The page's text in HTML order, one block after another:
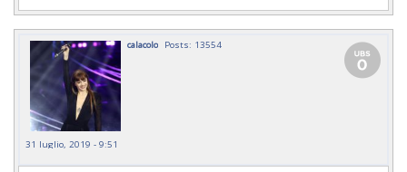
calacolo Posts: 13554
31 luglio, 2019 - 9:51